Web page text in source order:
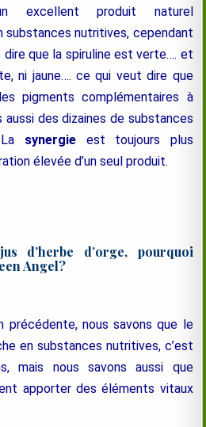
excellent produit naturel
substances nutritives, cependant
dire que la spiruline est verte…. et
ni jaune…. ce qui veut dire que
pigments complémentaires à
aussi des dizaines de substances
synergie est toujours plus
élevée d’un seul produit.
d’herbe d’orge, pourquoi
Angel?
précédente, nous savons que le
en substances nutritives, c’est
mais nous savons aussi que
apporter des éléments vitaux